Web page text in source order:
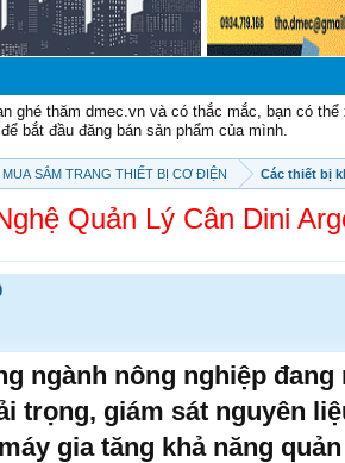
ghé thăm dmec.vn và có thắc mắc, bạn có
để bắt đầu đăng bán sản phẩm của mình.
MUA SẮM TRANG THIẾT BỊ CƠ ĐIỆN Các thiết bị
Quản Lý Cân Dini
ngành nông nghiệp
trọng, giám sát nguyên
gia tăng khả năng